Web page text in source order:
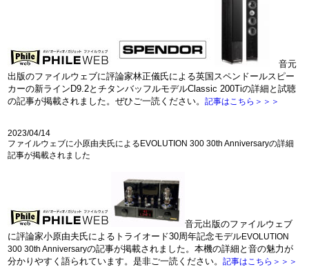
音元
出版のファイルウェブに評論家林正儀氏による英国スペンドールスピー
カーの新ラインD9.2とチタンバッフルモデルClassic 200Tiの詳細と試聴
の記事が掲載されました。ぜひご一読ください。記事はこちら＞＞＞
2023/04/14
ファイルウェブに小原由夫氏によるEVOLUTION 300 30th Anniversaryの詳細
記事が掲載されました
音元出版のファイルウェブ
に評論家小原由夫氏によるトライオード30周年記念モデルEVOLUTION
300 30th Anniversaryの記事が掲載されました。本機の詳細と音の魅力が
分かりやすく語られています。是非ご一読ください。記事はこちら＞＞＞